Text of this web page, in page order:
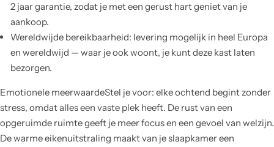
2 jaar garantie, zodat je met een gerust hart geniet van je
aankoop.
Wereldwijde bereikbaarheid: levering mogelijk in heel Europa
en wereldwijd — waar je ook woont, je kunt deze kast laten
bezorgen.
Emotionele meerwaardeStel je voor: elke ochtend begint zonder
stress, omdat alles een vaste plek heeft. De rust van een
opgeruimde ruimte geeft je meer focus en een gevoel van welzijn.
De warme eikenuitstraling maakt van je slaapkamer een